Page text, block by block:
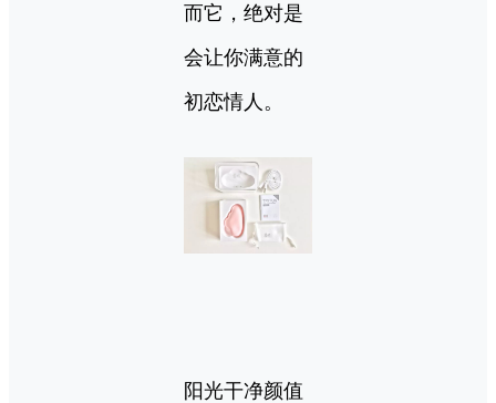
而它，绝对是
会让你满意的
初恋情人。
阳光干净颜值